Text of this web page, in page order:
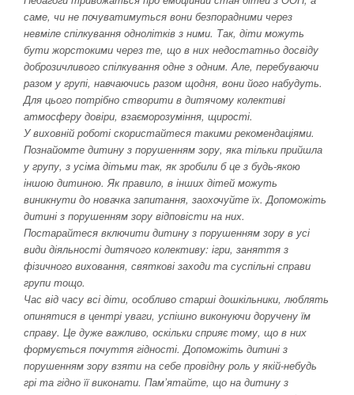
саме, чи не почуватимуться вони безпорадними через
невміле спілкування однолітків з ними. Так, діти можуть
бути жорстокими через те, що в них недостатньо досвіду
доброзичливого спілкування одне з одним. Але, перебуваючи
разом у групі, навчаючись разом щодня, вони його набудуть.
Для цього потрібно створити в дитячому колективі
атмосферу довіри, взаєморозуміння, щирості.
У виховній роботі скористайтеся такими рекомендаціями.
Познайомте дитину з порушенням зору, яка тільки прийшла
у групу, з усіма дітьми так, як зробили б це з будь-якою
іншою дитиною. Як правило, в інших дітей можуть
виникнути до новачка запитання, заохочуйте їх. Допоможіть
дитині з порушенням зору відповісти на них.
Постарайтеся включити дитину з порушенням зору в усі
види діяльності дитячого колективу: ігри, заняття з
фізичного виховання, святкові заходи та суспільні справи
групи тощо.
Час від часу всі діти, особливо старші дошкільники, люблять
опинятися в центрі уваги, успішно виконуючи доручену їм
справу. Це дуже важливо, оскільки сприяє тому, що в них
формується почуття гідності. Допоможіть дитині з
порушенням зору взяти на себе провідну роль у якій-небудь
грі та гідно її виконати. Памʼятайте, що на дитину з